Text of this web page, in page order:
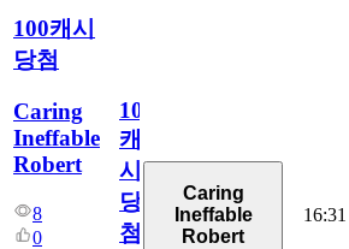
100캐시
당첨
Caring
Ineffable
Robert
8
0
100
캐
시
당
첨
Caring
Ineffable
Robert
16:31